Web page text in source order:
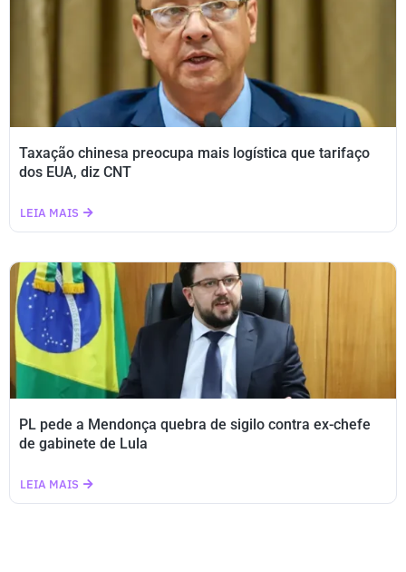
Taxação chinesa preocupa mais logística que tarifaço
dos EUA, diz CNT
LEIA MAIS
PL pede a Mendonça quebra de sigilo contra ex-chefe
de gabinete de Lula
LEIA MAIS